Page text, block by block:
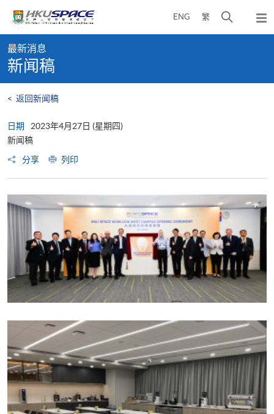
content
ENG 繁
开
弹
出
content
start
最新消息
新闻稿
< 返回新闻稿
日期
2023年4月27日 (星期四)
新闻稿
分享
列印